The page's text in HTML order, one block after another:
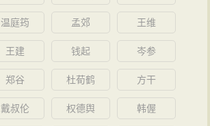
温庭筠 孟郊 王维
王建 钱起 岑参
郑谷 杜荀鹤 方干
戴叔伦 权德舆 韩偓